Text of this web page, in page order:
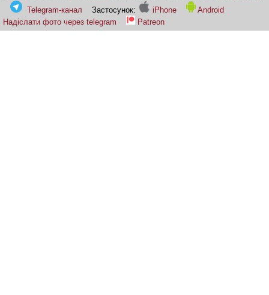
Telegram-канал
Застосунок: iPhone
Android
Надіслати фото через telegram
Patreon